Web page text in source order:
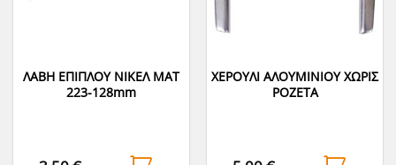
ΛΑΒΗ ΕΠΙΠΛΟΥ ΝΙΚΕΛ ΜΑΤ
223-128mm
ΧΕΡΟΥΛΙ ΑΛΟΥΜΙΝΙΟΥ ΧΩΡΙΣ
ΡΟΖΕΤΑ